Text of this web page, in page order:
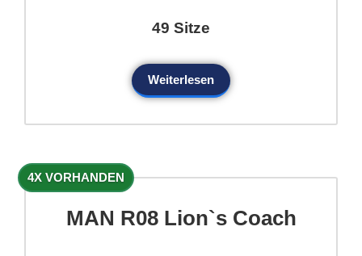
49 Sitze
Weiterlesen
4X VORHANDEN
MAN R08 Lion`s Coach